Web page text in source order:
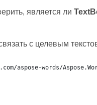
является ли
с целевым
aspose-words/